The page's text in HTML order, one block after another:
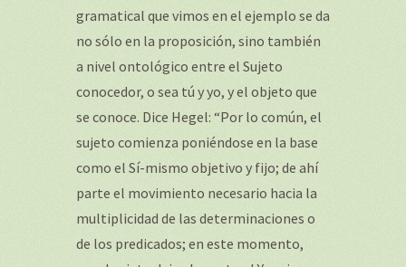
gramatical que vimos en el ejemplo se da
no sólo en la proposición, sino también
a nivel ontológico entre el Sujeto
conocedor, o sea tú y yo, y el objeto que
se conoce. Dice Hegel: “Por lo común, el
sujeto comienza poniéndose en la base
como el Sí-mismo objetivo y fijo; de ahí
parte el movimiento necesario hacia la
multiplicidad de las determinaciones o
de los predicados; en este momento,